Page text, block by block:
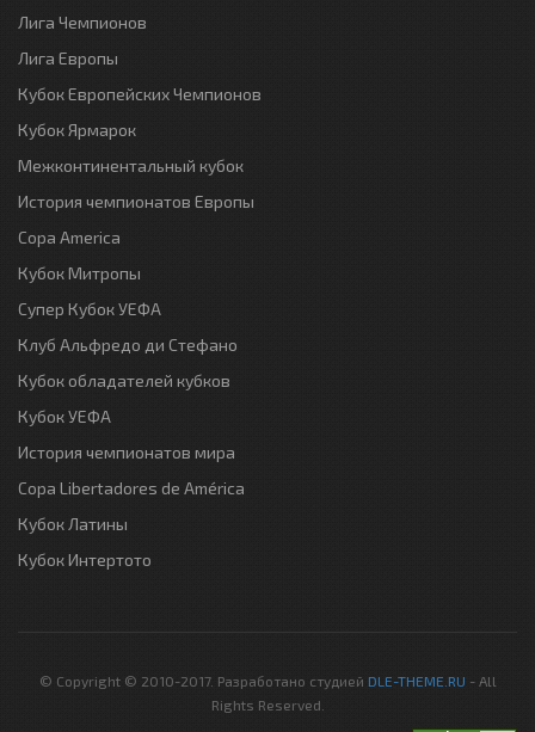
Лига Чемпионов
Лига Европы
Кубок Европейских Чемпионов
Кубок Ярмарок
Межконтинентальный кубок
История чемпионатов Европы
Copa America
Кубок Митропы
Супер Кубок УЕФА
Клуб Альфредо ди Стефано
Кубок обладателей кубков
Кубок УЕФА
История чемпионатов мира
Copa Libertadores de América
Кубок Латины
Кубок Интертото
© Copyright © 2010-2017. Разработано студией DLE-THEME.RU - All
Rights Reserved.